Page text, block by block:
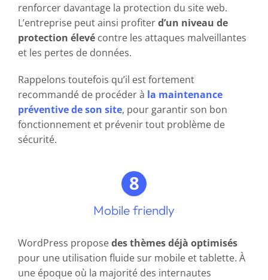
renforcer davantage la protection du site web.
L’entreprise peut ainsi profiterd’un niveau de
protection élevécontre les attaques malveillantes
et les pertes de données.
Rappelons toutefois qu’il est fortement
recommandé de procéder à la maintenance
préventive de son site, pour garantir son bon
fonctionnement et prévenir tout problème de
sécurité.
Mobile friendly
WordPress proposedes thèmes déjà optimisés
pour une utilisation fluide sur mobile et tablette. À
une époque où la majorité des internautes